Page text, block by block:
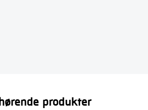
produkter